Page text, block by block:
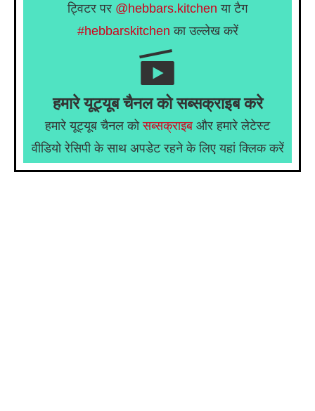
ट्विटर पर @hebbars.kitchen या टैग
#hebbarskitchen का उल्लेख करें
हमारे यूट्यूब चैनल को सब्सक्राइब करे
हमारे यूट्यूब चैनल कोसब्सक्राइब और हमारे लेटेस्ट
वीडियो रेसिपी के साथ अपडेट रहने के लिए यहां क्लिक करें